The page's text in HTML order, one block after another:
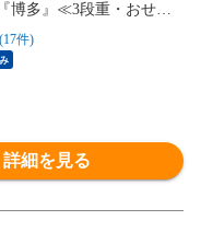
博多』≪3段重・おせち
≫【送料無料】特典 4人
(17件)
詳細を見る